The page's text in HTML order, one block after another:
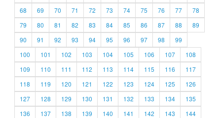
68
69 70 71 72 73 74 75 76 77
78
79
80 81 82 83 84 85 86 87 88
89
90
91 92 93 94 95 96 97 98
99
100
101 102 103 104 105 106 107
108
109
110 111 112 113 114 115 116
117
118
119 120 121 122 123 124 125
126
127
128 129 130 131 132 133 134
135
136
137 138 139 140 141 142 143
144